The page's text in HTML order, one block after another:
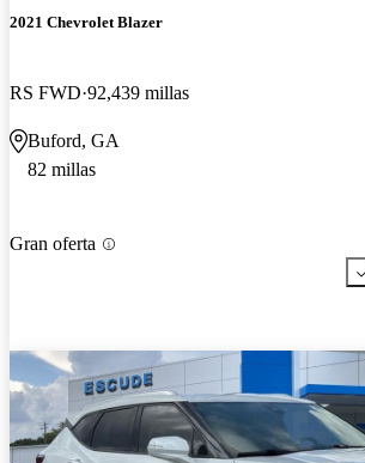
2021 Chevrolet Blazer
RS FWD 92,439 millas
Buford, GA
82 millas
Gran oferta